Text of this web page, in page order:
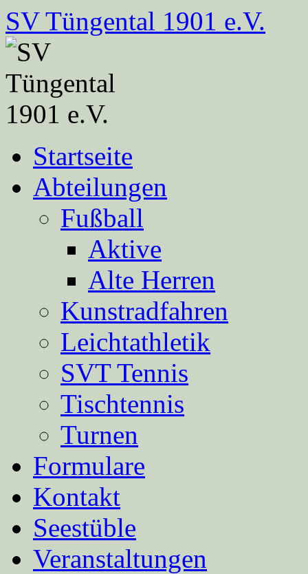
Zum
Inhalt
springen
SV Tüngental 1901 e.V.
Startseite
Abteilungen
Fußball
Aktive
Alte Herren
Kunstradfahren
Leichtathletik
SVT Tennis
Tischtennis
Turnen
Formulare
Kontakt
Seestüble
Veranstaltungen